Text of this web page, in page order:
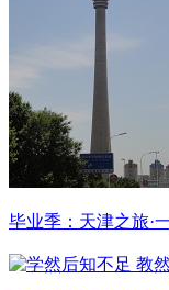
毕业季：天津之旅·